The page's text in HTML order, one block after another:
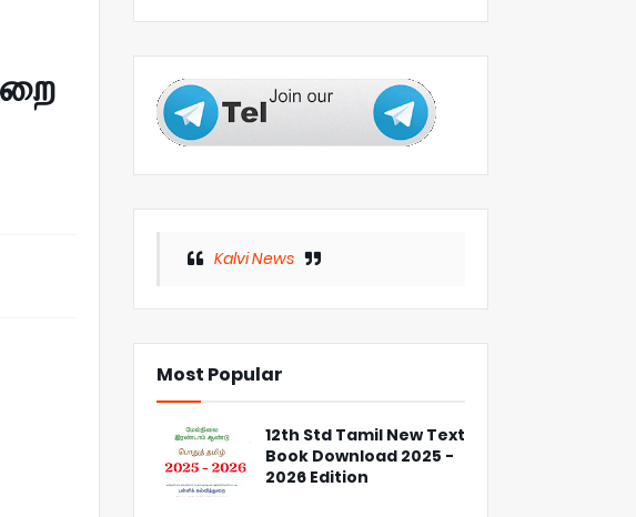
Kalvi News
Most Popular
12th Std Tamil New Text
Book Download 2025 -
2026 Edition